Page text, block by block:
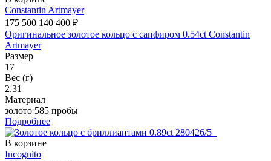
Constantin Artmayer
175 500 140 400 ₽
Оригинальное золотое кольцо с сапфиром 0.54ct Constantin
Artmayer
Размер
17
Вес (г)
2.31
Материал
золото 585 пробы
Подробнее
В корзине
Incognito